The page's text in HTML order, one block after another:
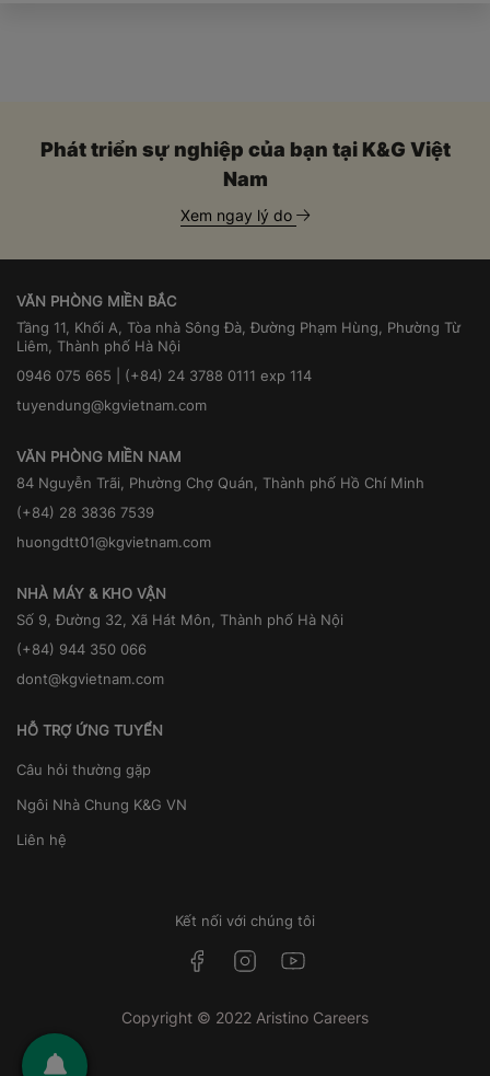
Phát triển sự nghiệp của bạn tại K&G Việt
Nam
Xem ngay lý do
VĂN PHÒNG MIỀN BẮC
Tầng 11, Khối A, Tòa nhà Sông Đà, Đường Phạm Hùng, Phường Từ
Liêm, Thành phố Hà Nội
0946 075 665 | (+84) 24 3788 0111 exp 114
tuyendung@kgvietnam.com
VĂN PHÒNG MIỀN NAM
84 Nguyễn Trãi, Phường Chợ Quán, Thành phố Hồ Chí Minh
(+84) 28 3836 7539
huongdtt01@kgvietnam.com
NHÀ MÁY & KHO VẬN
Số 9, Đường 32, Xã Hát Môn, Thành phố Hà Nội
(+84) 944 350 066
dont@kgvietnam.com
HỖ TRỢ ỨNG TUYỂN
Câu hỏi thường gặp
Ngôi Nhà Chung K&G VN
Liên hệ
Kết nối với chúng tôi
Copyright © 2022 Aristino Careers